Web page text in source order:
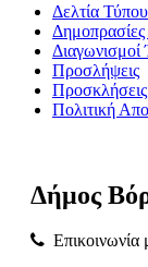
Δελτία Τύπου
Προσλήψεις
Πολιτική
Δήμος